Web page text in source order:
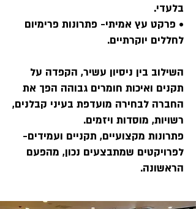
בלעדי.
• פרקט עץ אמיתי- פתרונות פרימיום
לחללים יוקרתיים.
השילוב בין ניסיון עשיר, הקפדה על
תקנים ואיכות חומרים גבוהה הפך את
החברה לבחירה מועדפת בעיני קבלנים,
רשויות, מוסדות ויזמים.
פתרונות מקצועיים, תקניים ועמידים-
לפרויקטים שמתבצעים נכון, מהפעם
הראשונה.